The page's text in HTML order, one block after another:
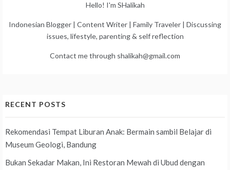
Hello! I'm SHalikah
Indonesian Blogger | Content Writer | Family Traveler | Discussing
issues, lifestyle, parenting & self reflection
Contact me through shalikah@gmail.com
RECENT POSTS
Rekomendasi Tempat Liburan Anak: Bermain sambil Belajar di
Museum Geologi, Bandung
Bukan Sekadar Makan, Ini Restoran Mewah di Ubud dengan